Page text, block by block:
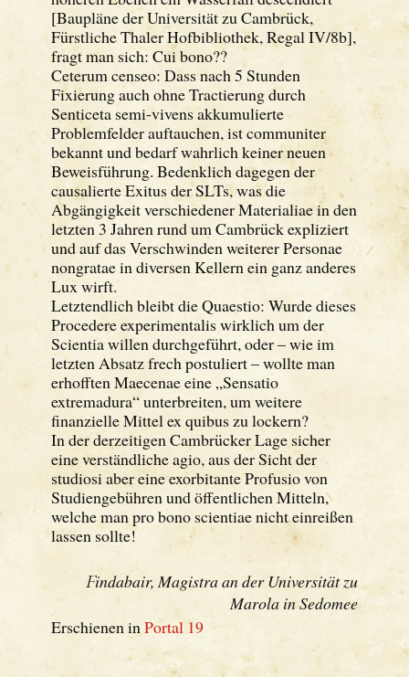
[Baupläne der Universität zu Cambrück,
Fürstliche Thaler Hofbibliothek, Regal IV/8b],
fragt man sich: Cui bono??
Ceterum censeo: Dass nach 5 Stunden
Fixierung auch ohne Tractierung durch
Senticeta semi-vivens akkumulierte
Problemfelder auftauchen, ist communiter
bekannt und bedarf wahrlich keiner neuen
Beweisführung. Bedenklich dagegen der
causalierte Exitus der SLTs, was die
Abgängigkeit verschiedener Materialiae in den
letzten 3 Jahren rund um Cambrück expliziert
und auf das Verschwinden weiterer Personae
nongratae in diversen Kellern ein ganz anderes
Lux wirft.
Letztendlich bleibt die Quaestio: Wurde dieses
Procedere experimentalis wirklich um der
Scientia willen durchgeführt, oder – wie im
letzten Absatz frech postuliert – wollte man
erhofften Maecenae eine „Sensatio
extremadura“ unterbreiten, um weitere
finanzielle Mittel ex quibus zu lockern?
In der derzeitigen Cambrücker Lage sicher
eine verständliche agio, aus der Sicht der
studiosi aber eine exorbitante Profusio von
Studiengebühren und öffentlichen Mitteln,
welche man pro bono scientiae nicht einreißen
lassen sollte!
Findabair, Magistra an der Universität zu
Marola in Sedomee
Erschienen inPortal 19